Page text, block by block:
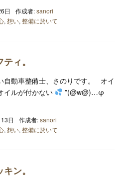
日 作成者:sanori
, 想い, 整備に於いて
ィ。
自動車整備士、さのりです。 オイ
イルが付かない
”(@w@)…φ
日 作成者:sanori
, 想い, 整備に於いて
ン。